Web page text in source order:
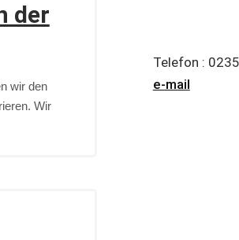
der
wir den
Wir
Telefon :
e-mail